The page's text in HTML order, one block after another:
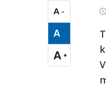
A −
Cỡ chữ nhỏ
A
Cỡ chữ vừa
A +
Cỡ chữ